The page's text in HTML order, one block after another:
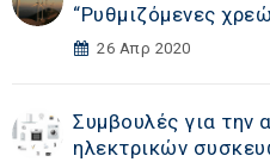
“Ρυθμιζόμενες
26 Απρ 2020
Συμβουλές για την
ηλεκτρικών